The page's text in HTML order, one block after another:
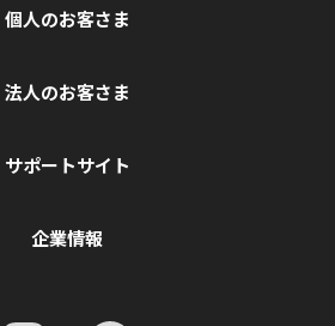
個人のお客さま
法人のお客さま
サポートサイト
企業情報